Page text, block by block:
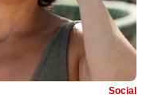
Social